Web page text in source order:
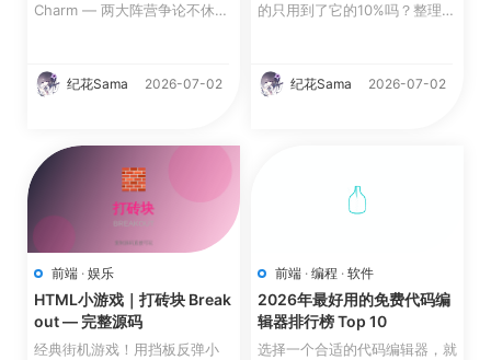
Charm — 两大阵营争论不休。
纪花Sama 2026-07-02
的只用到了它的10%吗？整理了
纪花Sama 2026-07-02
前端 · 娱乐
HTML小游戏｜打砖块 Break
out — 完整源码
经典街机游戏！用挡板反弹小
前端 · 编程 · 软件
2026年最好用的免费代码编
辑器排行榜 Top 10
选择一个合适的代码编辑器，就